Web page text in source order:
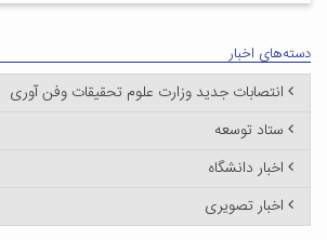
دسته‌های اخبار
انتصابات جدید وزارت علوم تحقیقات وفن آوری
ستاد توسعه
اخبار دانشگاه
اخبار تصویری